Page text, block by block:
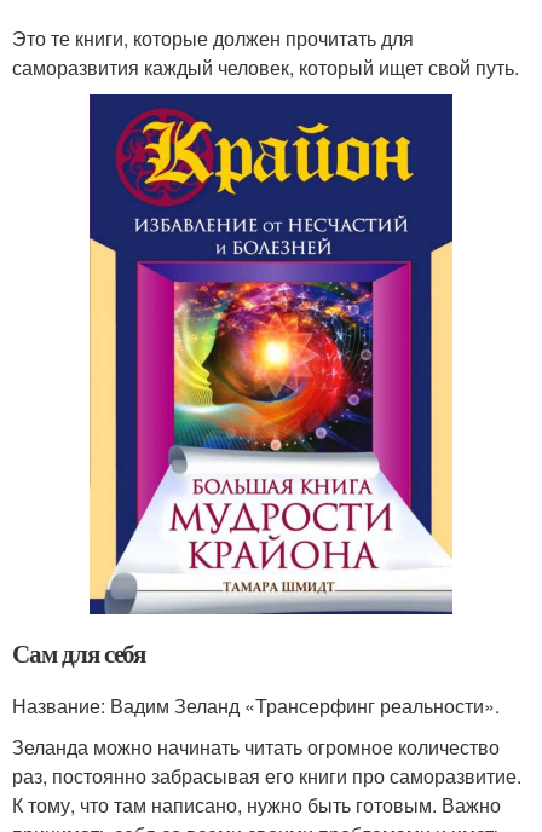
Это те книги, которые должен прочитать для
саморазвития каждый человек, который ищет свой путь.
Сам для себя
Название: Вадим Зеланд «Трансерфинг реальности».
Зеланда можно начинать читать огромное количество
раз, постоянно забрасывая его книги про саморазвитие.
К тому, что там написано, нужно быть готовым. Важно